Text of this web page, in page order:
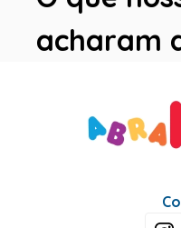
acharam